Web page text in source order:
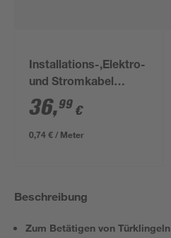
Installations-,Elektro-
und Stromkabel
NYM-J 3x1,5mm² 50
m
36,99 €
0,74 € / Meter
Beschreibung
Zum Betätigen von Türklingeln